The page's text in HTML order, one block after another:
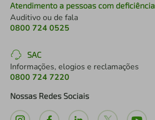
Atendimento a pessoas com deficiência
Auditivo ou de fala
0800 724 0525
SAC
Informações, elogios e reclamações
0800 724 7220
Nossas Redes Sociais